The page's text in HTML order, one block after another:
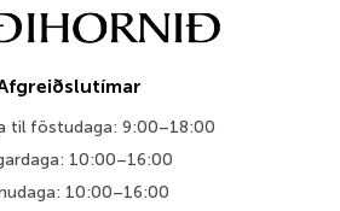
til föstudaga: 9:00–18:00
10:00–16:00
10:00–16:00